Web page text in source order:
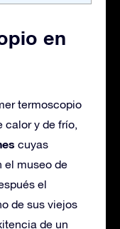
en
termoscopio
calor y de frío,
cuyas
el museo de
el
de sus viejos
de un